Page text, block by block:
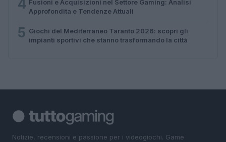
4 Fusioni e Acquisizioni nel Settore Gaming: Analisi
Approfondita e Tendenze Attuali
5 Giochi del Mediterraneo Taranto 2026: scopri gli
impianti sportivi che stanno trasformando la città
Notizie, recensioni e passione per i videogiochi. Game